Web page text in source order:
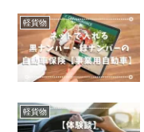
軽貨物
軽貨物